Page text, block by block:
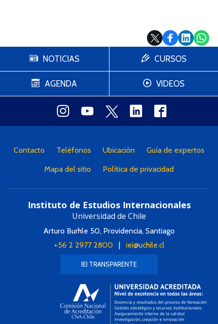
NOTICIAS
AGENDA
CURSOS
VIDEOS
Contacto Teléfonos Ubicación Guía de expertos
Mapa del sitio Política de privacidad
Instituto de Estudios Internacionales
Universidad de Chile
Arturo Burhle 50, Providencia, Santiago
+56 2 2977 2800| iei@uchile.cl
IEI TRANSPARENTE